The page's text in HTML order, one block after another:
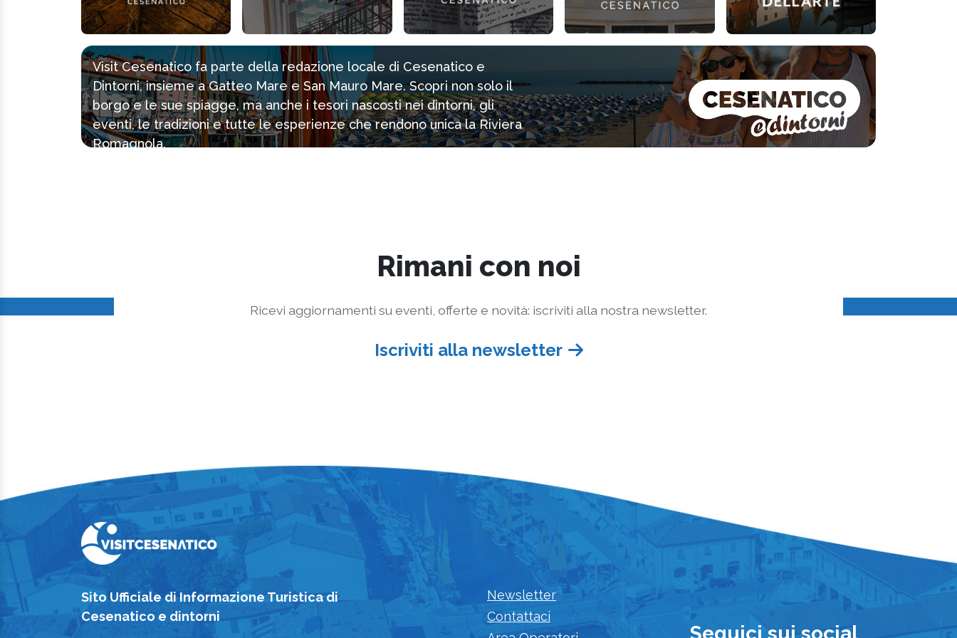
Visit Cesenatico fa parte della redazione locale di Cesenatico e
Dintorni, insieme a Gatteo Mare e San Mauro Mare. Scopri non solo il
borgo e le sue spiagge, ma anche i tesori nascosti nei dintorni, gli
eventi, le tradizioni e tutte le esperienze che rendono unica la Riviera
Romagnola.
Rimani con noi
Ricevi aggiornamenti su eventi, offerte e novità: iscriviti alla nostra newsletter.
Iscriviti alla newsletter
Sito Ufficiale di Informazione Turistica di
Cesenatico e dintorni
Newsletter
Contattaci